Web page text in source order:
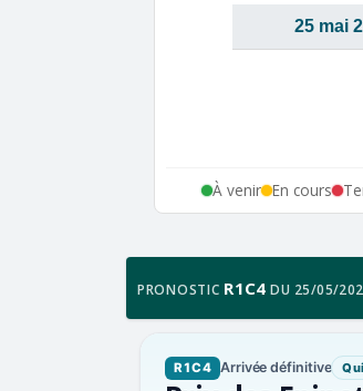
À venir En cours
PRONOSTIC R1C4 DU 25/05/
R1C4 Arrivée définitive